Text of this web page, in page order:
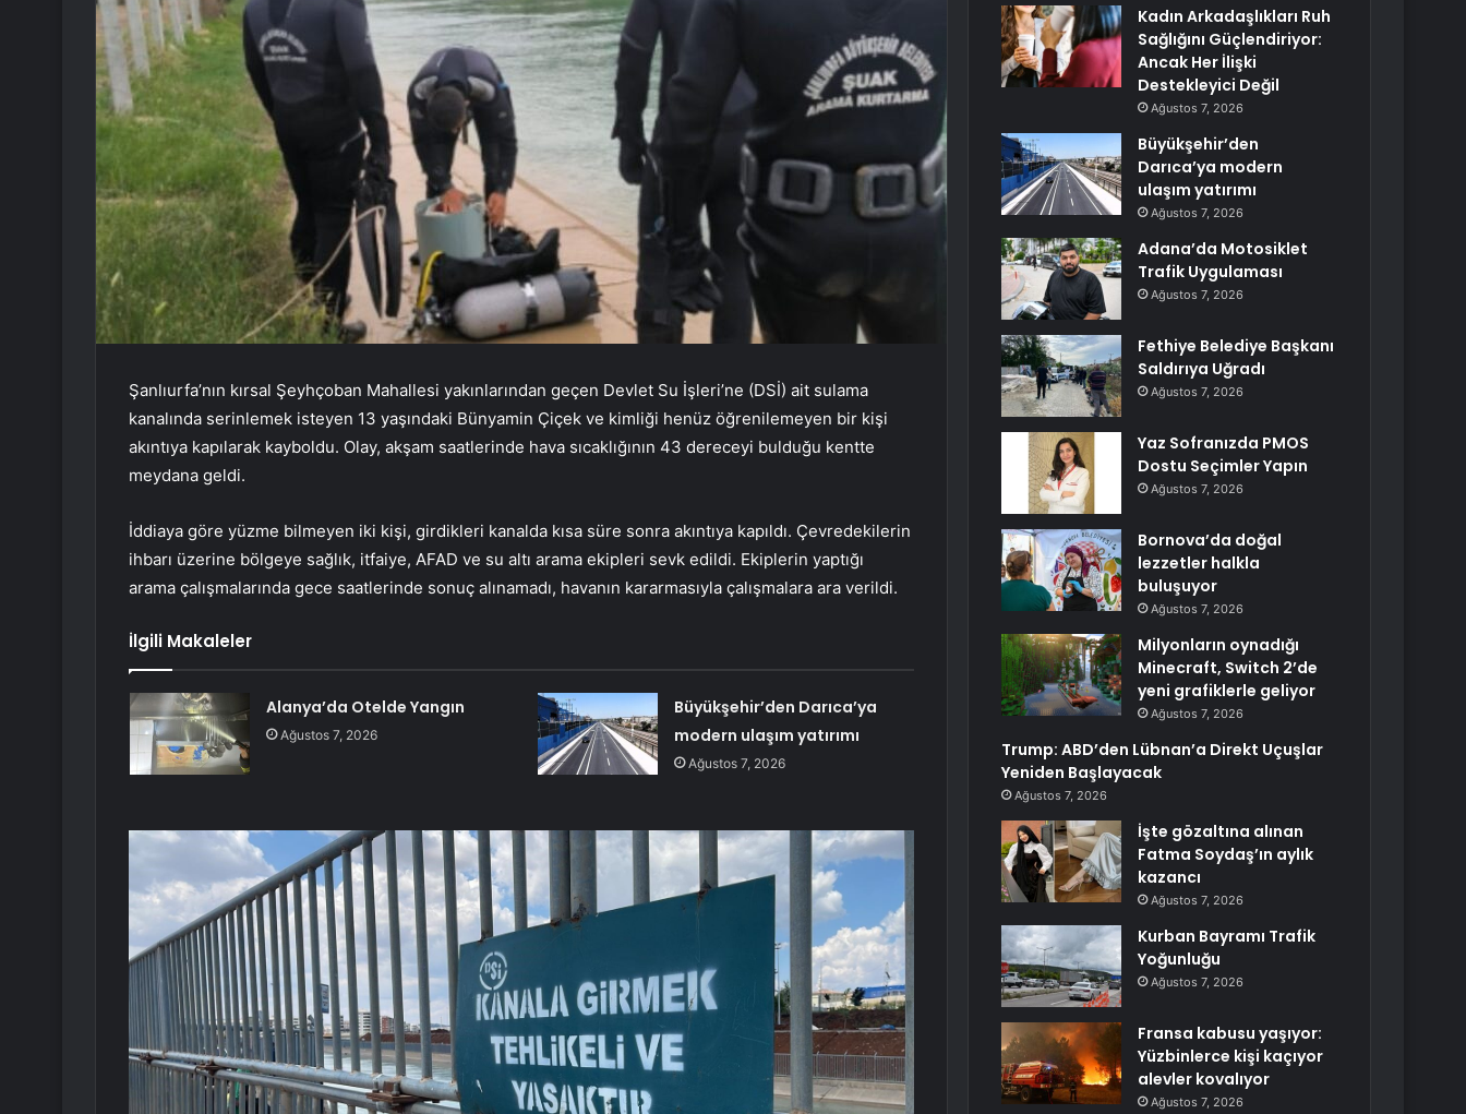
Şanlıurfa’nın kırsal Şeyhçoban Mahallesi yakınlarından geçen Devlet Su İşleri’ne (DSİ) ait sulama
kanalında serinlemek isteyen 13 yaşındaki Bünyamin Çiçek ve kimliği henüz öğrenilemeyen bir kişi
akıntıya kapılarak kayboldu. Olay, akşam saatlerinde hava sıcaklığının 43 dereceyi bulduğu kentte
meydana geldi.
İddiaya göre yüzme bilmeyen iki kişi, girdikleri kanalda kısa süre sonra akıntıya kapıldı. Çevredekilerin
ihbarı üzerine bölgeye sağlık, itfaiye, AFAD ve su altı arama ekipleri sevk edildi. Ekiplerin yaptığı
arama çalışmalarında gece saatlerinde sonuç alınamadı, havanın kararmasıyla çalışmalara ara verildi.
İlgili Makaleler
Alanya’da Otelde Yangın
Ağustos 7, 2026
Büyükşehir’den Darıca’ya
modern ulaşım yatırımı
Ağustos 7, 2026
Kadın Arkadaşlıkları Ruh
Sağlığını Güçlendiriyor:
Ancak Her İlişki
Destekleyici Değil
Ağustos 7, 2026
Büyükşehir’den
Darıca’ya modern
ulaşım yatırımı
Ağustos 7, 2026
Adana’da Motosiklet
Trafik Uygulaması
Ağustos 7, 2026
Fethiye Belediye Başkanı
Saldırıya Uğradı
Ağustos 7, 2026
Yaz Sofranızda PMOS
Dostu Seçimler Yapın
Ağustos 7, 2026
Bornova’da doğal
lezzetler halkla
buluşuyor
Ağustos 7, 2026
Milyonların oynadığı
Minecraft, Switch 2’de
yeni grafiklerle geliyor
Ağustos 7, 2026
Trump: ABD’den Lübnan’a Direkt Uçuşlar
Yeniden Başlayacak
Ağustos 7, 2026
İşte gözaltına alınan
Fatma Soydaş’ın aylık
kazancı
Ağustos 7, 2026
Kurban Bayramı Trafik
Yoğunluğu
Ağustos 7, 2026
Fransa kabusu yaşıyor:
Yüzbinlerce kişi kaçıyor
alevler kovalıyor
Ağustos 7, 2026